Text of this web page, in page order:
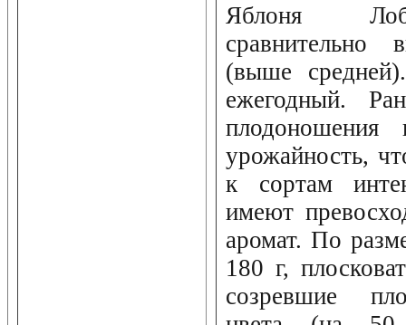
Яблоня
сравнительно
(выше
ежегодный.
урожайность,
к сортам
имеют
аромат. По
180 г,
созревшие